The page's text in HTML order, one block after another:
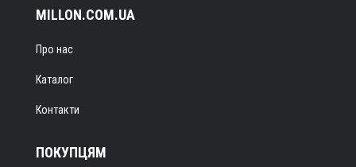
MILLON.COM.UA
Про нас
Каталог
Контакти
ПОКУПЦЯМ